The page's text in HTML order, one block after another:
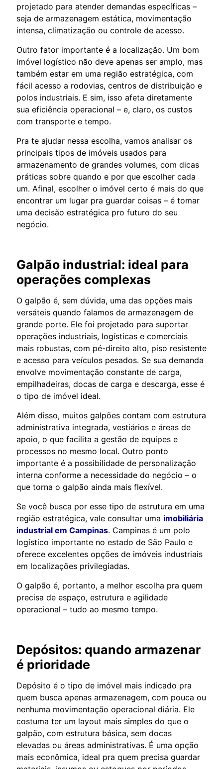
projetado para atender demandas específicas –
seja de armazenagem estática, movimentação
intensa, climatização ou controle de acesso.
Outro fator importante é a localização. Um bom
imóvel logístico não deve apenas ser amplo, mas
também estar em uma região estratégica, com
fácil acesso a rodovias, centros de distribuição e
polos industriais. E sim, isso afeta diretamente
sua eficiência operacional – e, claro, os custos
com transporte e tempo.
Pra te ajudar nessa escolha, vamos analisar os
principais tipos de imóveis usados para
armazenamento de grandes volumes, com dicas
práticas sobre quando e por que escolher cada
um. Afinal, escolher o imóvel certo é mais do que
encontrar um lugar pra guardar coisas – é tomar
uma decisão estratégica pro futuro do seu
negócio.
Galpão industrial: ideal para
operações complexas
O galpão é, sem dúvida, uma das opções mais
versáteis quando falamos de armazenagem de
grande porte. Ele foi projetado para suportar
operações industriais, logísticas e comerciais
mais robustas, com pé-direito alto, piso resistente
e acesso para veículos pesados. Se sua demanda
envolve movimentação constante de carga,
empilhadeiras, docas de carga e descarga, esse é
o tipo de imóvel ideal.
Além disso, muitos galpões contam com estrutura
administrativa integrada, vestiários e áreas de
apoio, o que facilita a gestão de equipes e
processos no mesmo local. Outro ponto
importante é a possibilidade de personalização
interna conforme a necessidade do negócio – o
que torna o galpão ainda mais flexível.
Se você busca por esse tipo de estrutura em uma
região estratégica, vale consultar uma imobiliária
industrial em Campinas. Campinas é um polo
logístico importante no estado de São Paulo e
oferece excelentes opções de imóveis industriais
em localizações privilegiadas.
O galpão é, portanto, a melhor escolha pra quem
precisa de espaço, estrutura e agilidade
operacional – tudo ao mesmo tempo.
Depósitos: quando armazenar
é prioridade
Depósito é o tipo de imóvel mais indicado pra
quem busca apenas armazenagem, com pouca ou
nenhuma movimentação operacional diária. Ele
costuma ter um layout mais simples do que o
galpão, com estrutura básica, sem docas
elevadas ou áreas administrativas. É uma opção
mais econômica, ideal pra quem precisa guardar